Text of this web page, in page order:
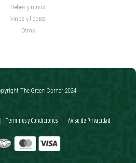
Bebés y niños
Vinos y licores
Otros
| Términos y Condiciones | Aviso de Privacidad
The Green Corner 2024